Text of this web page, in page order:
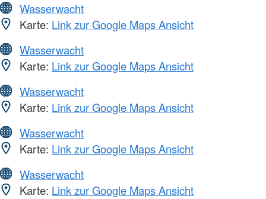
Wasserwacht
Karte: Link zur Google Maps Ansicht
Wasserwacht
Karte: Link zur Google Maps Ansicht
Wasserwacht
Karte: Link zur Google Maps Ansicht
Wasserwacht
Karte: Link zur Google Maps Ansicht
Wasserwacht
Karte: Link zur Google Maps Ansicht